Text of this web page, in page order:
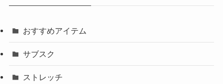
おすすめアイテム
サブスク
ストレッチ